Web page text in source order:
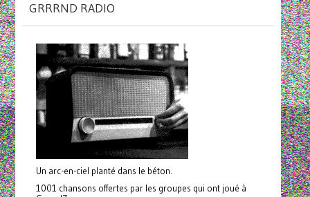
GRRRND RADIO
Un arc-en-ciel planté dans le béton.
1001 chansons offertes par les groupes qui ont joué à